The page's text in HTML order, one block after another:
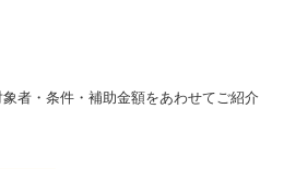
者・条件・補助金額をあわせてご紹介